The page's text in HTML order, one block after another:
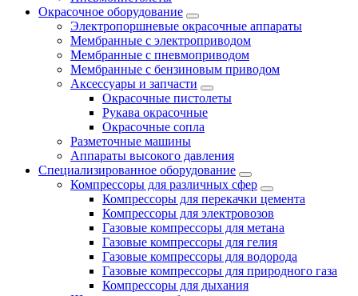
Окрасочное оборудование
Электропоршневые окрасочные аппараты
Мембранные с электроприводом
Мембранные с пневмоприводом
Мембранные с бензиновым приводом
Аксессуары и запчасти
Окрасочные пистолеты
Рукава окрасочные
Окрасочные сопла
Разметочные машины
Аппараты высокого давления
Специализированное оборудование
Компрессоры для различных сфер
Компрессоры для перекачки цемента
Компрессоры для электровозов
Газовые компрессоры для метана
Газовые компрессоры для гелия
Газовые компрессоры для водорода
Газовые компрессоры для природного газа
Компрессоры для дыхания